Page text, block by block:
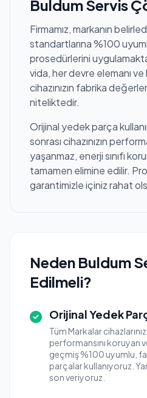
Buldum Servis
Firmamız, markanın
standartlarına %100
prosedürlerini
vida, her devre elemanı
cihazınızın fabrika
niteliktedir.
Orijinal yedek parça
sonrası cihazınızın
yaşanmaz, enerji sınıfı
tamamen elimine edilir.
garantimizle içiniz rahat
Neden Buldum
Edilmeli?
Orijinal Yedek
Tüm Markalar
performansını koruyan
geçmiş %100 uyumlu,
parçalar kullanıyoruz.
son veriyoruz.